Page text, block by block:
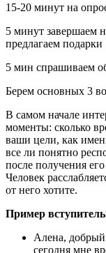
15-20 минут на
5 минут завершаем
предлагаем подарки
5 мин спрашиваем
Берем основных 3
В самом начале
моменты: сколько
ваши цели, как
все ли понятно
после получения
Человек
от него хотите.
Пример
Алена, добрый
сегодня мне